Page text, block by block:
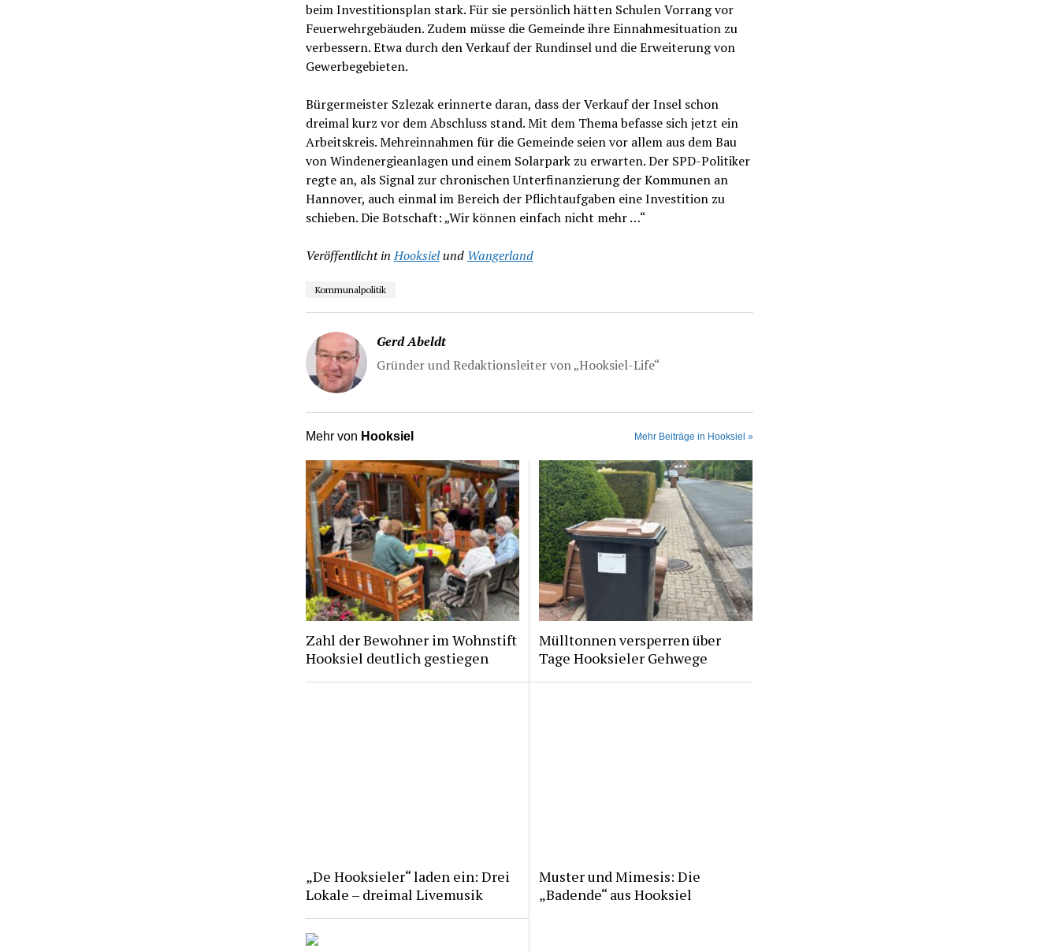
beim Investitionsplan stark. Für sie persönlich hätten Schulen Vorrang vor
Feuerwehrgebäuden. Zudem müsse die Gemeinde ihre Einnahmesituation zu
verbessern. Etwa durch den Verkauf der Rundinsel und die Erweiterung von
Gewerbegebieten.
Bürgermeister Szlezak erinnerte daran, dass der Verkauf der Insel schon
dreimal kurz vor dem Abschluss stand. Mit dem Thema befasse sich jetzt ein
Arbeitskreis. Mehreinnahmen für die Gemeinde seien vor allem aus dem Bau
von Windenergieanlagen und einem Solarpark zu erwarten. Der SPD-Politiker
regte an, als Signal zur chronischen Unterfinanzierung der Kommunen an
Hannover, auch einmal im Bereich der Pflichtaufgaben eine Investition zu
schieben. Die Botschaft: „Wir können einfach nicht mehr …“
Veröffentlicht in Hooksielund Wangerland
Kommunalpolitik
Gerd Abeldt
Gründer und Redaktionsleiter von „Hooksiel-Life“
Mehr von Hooksiel Mehr Beiträge in Hooksiel »
Zahl der Bewohner im Wohnstift
Hooksiel deutlich gestiegen
Mülltonnen versperren über
Tage Hooksieler Gehwege
„De Hooksieler“ laden ein: Drei
Lokale – dreimal Livemusik
Muster und Mimesis: Die
„Badende“ aus Hooksiel